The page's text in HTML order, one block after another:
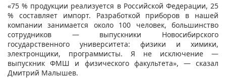
«75 % продукции реализуется в Российской Федерации, 25
% составляет импорт. Разработкой приборов в нашей
компании занимается около 100 человек, большинство
сотрудников — выпускники Новосибирского
государственного университета: физики и химики,
электронщики, программисты. Я не исключение —
выпускник ФМШ и физического факультета», — сказал
Дмитрий Малышев.